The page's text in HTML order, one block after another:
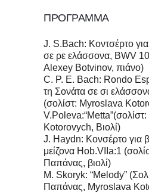
ΠΡΟΓΡΑΜΜΑ
J. S.Bach: Κοντσέρτο
σε ρε ελάσσονα, BWV
Alexey Botvinov, πιάνο)
C. P. E. Bach: Rondo
τη Σονάτα σε σι
(σολίστ: Myroslava
Kotorovych, Βιολί)
J. Haydn: Κονσέρτο για
μείζονα Hob.VIIa:1
Παπάνας, βιολί)
Μ. Skoryk: “Melody”
Παπάνας, Myroslava